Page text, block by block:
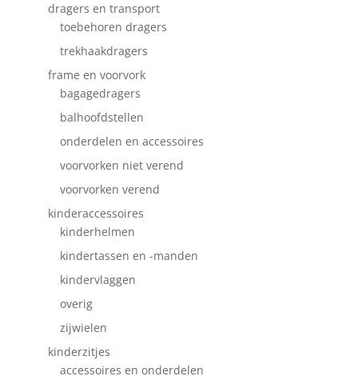
dragers en transport
toebehoren dragers
trekhaakdragers
frame en voorvork
bagagedragers
balhoofdstellen
onderdelen en accessoires
voorvorken niet verend
voorvorken verend
kinderaccessoires
kinderhelmen
kindertassen en -manden
kindervlaggen
overig
zijwielen
kinderzitjes
accessoires en onderdelen